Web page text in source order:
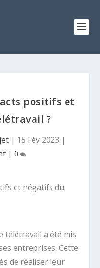
positifs et
?
| 15 Fév 2023 |
| 0
télétravail a été mis
entreprises. Cette
de réaliser leur